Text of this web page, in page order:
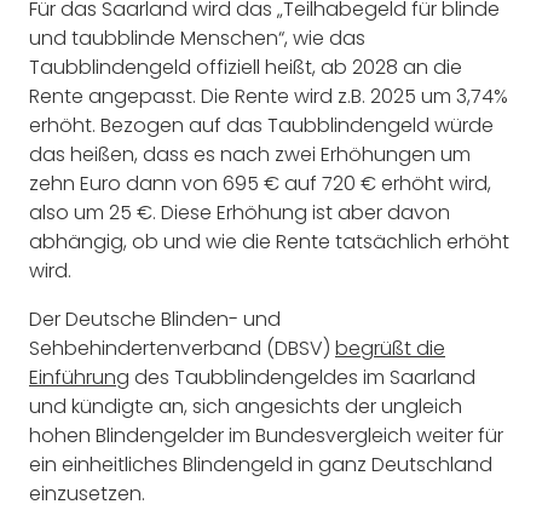
Für das Saarland wird das „Teilhabegeld für blinde
und taubblinde Menschen“, wie das
Taubblindengeld offiziell heißt, ab 2028 an die
Rente angepasst. Die Rente wird z.B. 2025 um 3,74%
erhöht. Bezogen auf das Taubblindengeld würde
das heißen, dass es nach zwei Erhöhungen um
zehn Euro dann von 695 € auf 720 € erhöht wird,
also um 25 €. Diese Erhöhung ist aber davon
abhängig, ob und wie die Rente tatsächlich erhöht
wird.
Der Deutsche Blinden- und
Sehbehindertenverband (DBSV) begrüßt die
Einführung des Taubblindengeldes im Saarland
und kündigte an, sich angesichts der ungleich
hohen Blindengelder im Bundesvergleich weiter für
ein einheitliches Blindengeld in ganz Deutschland
einzusetzen.